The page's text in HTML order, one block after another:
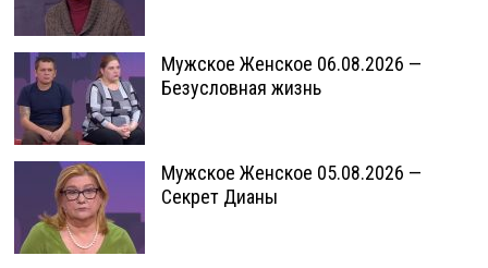
Мужское Женское 06.08.2026 —
Безусловная жизнь
Мужское Женское 05.08.2026 —
Секрет Дианы